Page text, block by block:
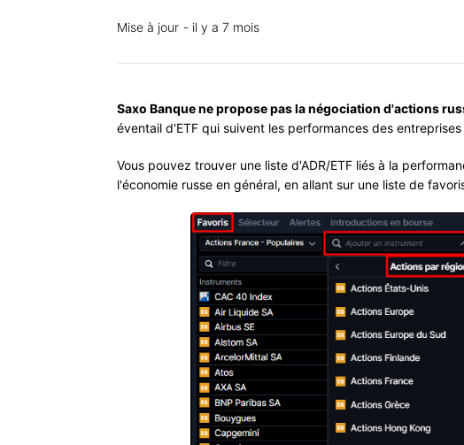
Mise à jour il y a 7 mois
Saxo Banque ne propose pas la négociation d'actions
éventail d'ETF qui suivent les performances des
Vous pouvez trouver une liste d'ADR/ETF liés à la
l'économie russe en général, en allant sur une liste de